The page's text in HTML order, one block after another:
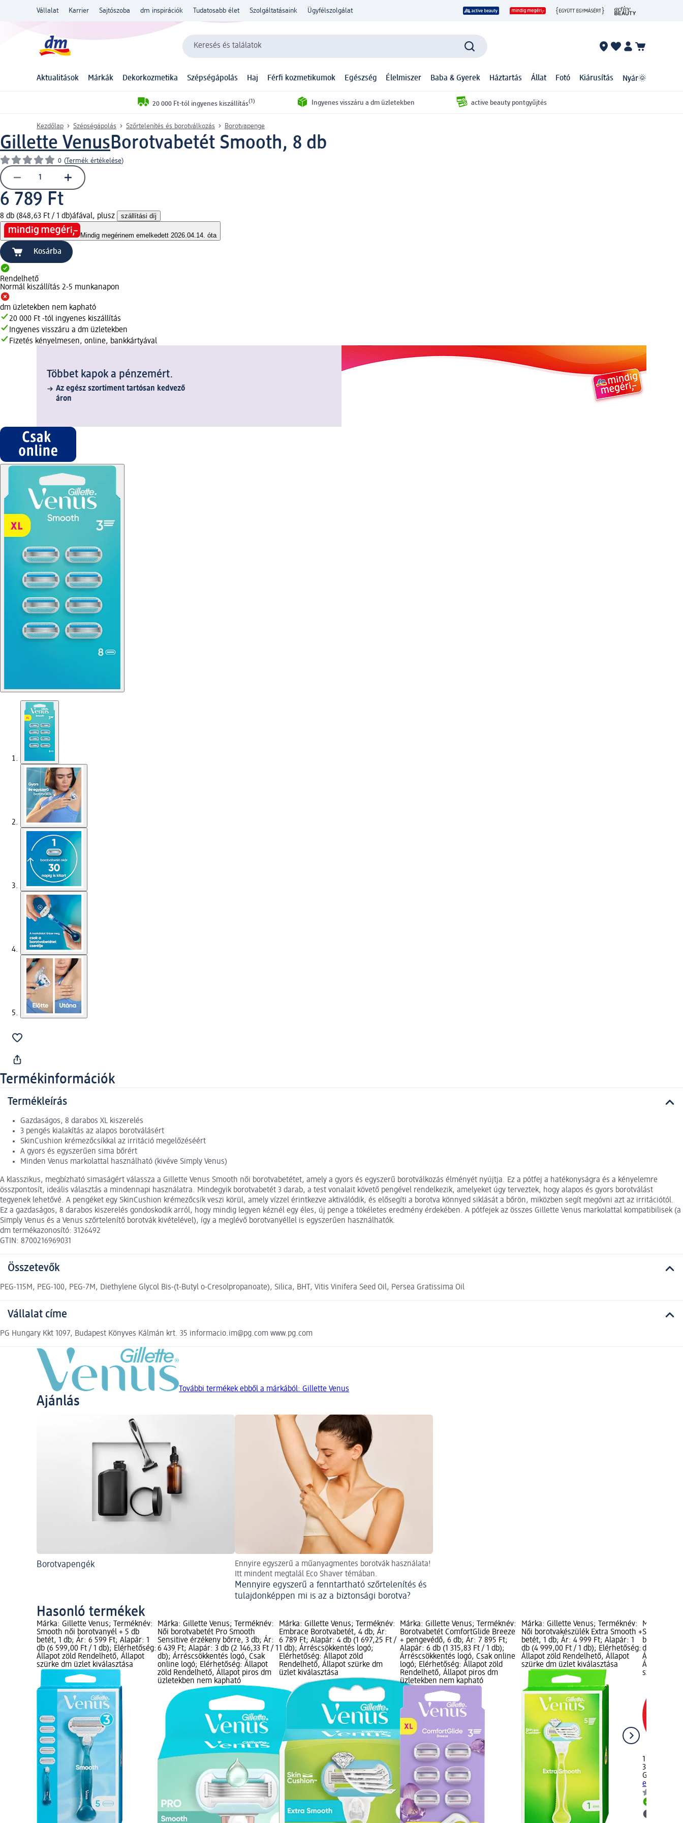
Vállalat Karrier Sajtószoba dm inspirációk Tudatosabb élet Szolgáltatásaink Ügyfélszolgálat
Keresés és találatok
Aktualitások Márkák Dekorkozmetika Szépségápolás Haj Férfi kozmetikumok Egészség Élelmiszer Baba & Gyerek Háztartás Állat Fotó Kiárusítás Nyár🌞
20 000 Ft-tól ingyenes kiszállítás(1) Ingyenes visszáru a dm üzletekben active beauty pontgyűjtés
Kezdőlap Szépségápolás Szőrtelenítés és borotválkozás Borotvapenge
Gillette VenusBorotvabetét Smooth, 8 db
0 (Termék értékelése)
6 789 Ft
8 db (848,63 Ft / 1 db)áfával, plusz szállítási díj
Mindig megérinem emelkedett 2026.04.14. óta
Kosárba
Rendelhető
Normál kiszállítás 2-5 munkanapon
dm üzletekben nem kapható
20 000 Ft -tól ingyenes kiszállítás
Ingyenes visszáru a dm üzletekben
Fizetés kényelmesen, online, bankkártyával
Többet kapok a pénzemért.
Az egész szortiment tartósan kedvező
áron
Termékinformációk
Termékleírás
Gazdaságos, 8 darabos XL kiszerelés
3 pengés kialakítás az alapos borotválásért
SkinCushion krémezőcsíkkal az irritáció megelőzéséért
A gyors és egyszerűen sima bőrért
Minden Venus markolattal használható (kivéve Simply Venus)
A klasszikus, megbízható simaságért válassza a Gillette Venus Smooth női borotvabetétet, amely a gyors és egyszerű borotválkozás élményét nyújtja. Ez a pótfej a hatékonyságra és a kényelemre
összpontosít, ideális választás a mindennapi használatra. Mindegyik borotvabetét 3 darab, a test vonalait követő pengével rendelkezik, amelyeket úgy terveztek, hogy alapos és gyors borotválást
tegyenek lehetővé. A pengéket egy SkinCushion krémezőcsík veszi körül, amely vízzel érintkezve aktiválódik, és elősegíti a borotva könnyed siklását a bőrön, miközben segít megóvni azt az irritációtól.
Ez a gazdaságos, 8 darabos kiszerelés gondoskodik arról, hogy mindig legyen kéznél egy éles, új penge a tökéletes eredmény érdekében. A pótfejek az összes Gillette Venus markolattal kompatibilisek (a
Simply Venus és a Venus szőrtelenítő borotvák kivételével), így a meglévő borotvanyéllel is egyszerűen használhatók.
dm termékazonosító: 3126492
GTIN: 8700216969031
Összetevők
PEG-115M, PEG-100, PEG-7M, Diethylene Glycol Bis-(t-Butyl o-Cresolpropanoate), Silica, BHT, Vitis Vinifera Seed Oil, Persea Gratissima Oil
Vállalat címe
PG Hungary Kkt 1097, Budapest Könyves Kálmán krt. 35 informacio.im@pg.com www.pg.com
További termékek ebből a márkából: Gillette Venus
Ajánlás
Borotvapengék
Ennyire egyszerű a műanyagmentes borotvák használata!
Itt mindent megtalál Eco Shaver témában.
Mennyire egyszerű a fenntartható szőrtelenítés és
tulajdonképpen mi is az a biztonsági borotva?
Hasonló termékek
Márka: Gillette Venus; Terméknév:
Smooth női borotvanyél + 5 db
betét, 1 db; Ár: 6 599 Ft; Alapár: 1
db (6 599,00 Ft / 1 db); Elérhetőség:
Állapot zöld Rendelhető, Állapot
szürke dm üzlet kiválasztása
Márka: Gillette Venus; Terméknév:
Női borotvabetét Pro Smooth
Sensitive érzékeny bőrre, 3 db; Ár:
6 439 Ft; Alapár: 3 db (2 146,33 Ft / 1
db); Árréscsökkentés logó, Csak
online logó; Elérhetőség: Állapot
zöld Rendelhető, Állapot piros dm
üzletekben nem kapható
Márka: Gillette Venus; Terméknév:
Embrace Borotvabetét, 4 db; Ár:
6 789 Ft; Alapár: 4 db (1 697,25 Ft /
1 db); Árréscsökkentés logó;
Elérhetőség: Állapot zöld
Rendelhető, Állapot szürke dm
üzlet kiválasztása
Márka: Gillette Venus; Terméknév:
Borotvabetét ComfortGlide Breeze
+ pengevédő, 6 db; Ár: 7 895 Ft;
Alapár: 6 db (1 315,83 Ft / 1 db);
Árréscsökkentés logó, Csak online
logó; Elérhetőség: Állapot zöld
Rendelhető, Állapot piros dm
üzletekben nem kapható
Márka: Gillette Venus; Terméknév:
Női borotvakészülék Extra Smooth +
betét, 1 db; Ár: 4 999 Ft; Alapár: 1
db (4 999,00 Ft / 1 db); Elérhetőség:
Állapot zöld Rendelhető, Állapot
szürke dm üzlet kiválasztása
Márka:
Smooth
borotva, 3
db (503,00
Állapot
szürke dm
1 509 Ft
3 db
Gillette
eldobható